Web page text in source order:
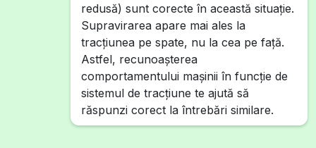
redusă) sunt corecte în această situație.
Supravirarea apare mai ales la
tracțiunea pe spate, nu la cea pe față.
Astfel, recunoașterea
comportamentului mașinii în funcție de
sistemul de tracțiune te ajută să
răspunzi corect la întrebări similare.